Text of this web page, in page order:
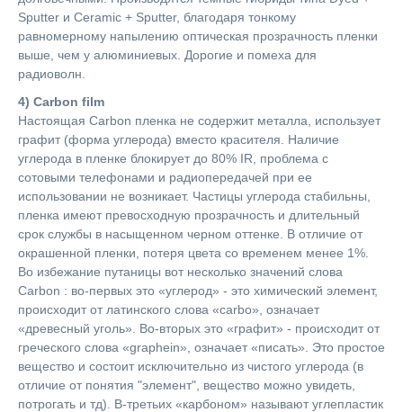
Sputter и Ceramic + Sputter, благодаря тонкому
равномерному напылению оптическая прозрачность пленки
выше, чем у алюминиевых. Дорогие и помеха для
радиоволн.
4) Carbon film
Настоящая Carbon пленка не содержит металла, использует
графит (форма углерода) вместо красителя. Наличие
углерода в пленке блокирует до 80% IR, проблема с
сотовыми телефонами и радиопередачей при ее
использовании не возникает. Частицы углерода стабильны,
пленка имеют превосходную прозрачность и длительный
срок службы в насыщенном черном оттенке. В отличие от
окрашенной пленки, потеря цвета со временем менее 1%.
Во избежание путаницы вот несколько значений слова
Carbon : во-первых это «углерод» - это химический элемент,
происходит от латинского слова «carbo», означает
«древесный уголь». Во-вторых это «графит» - происходит от
греческого слова «graphein», означает «писать». Это простое
вещество и состоит исключительно из чистого углерода (в
отличие от понятия "элемент", вещество можно увидеть,
потрогать и тд). В-третьих «карбоном» называют углепластик